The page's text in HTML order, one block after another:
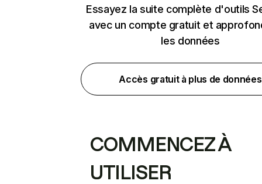
Essayez la suite complète d'outils
avec un compte gratuit et
les données
Accès gratuit à plus de données
COMMENCEZ À
UTILISER